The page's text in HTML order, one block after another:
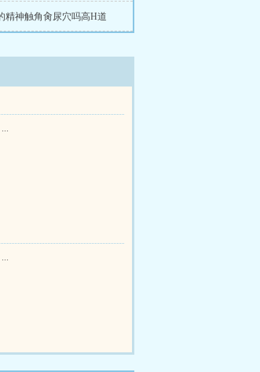
精神触角肏尿穴吗高H道
...
...